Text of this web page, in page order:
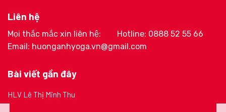
Liên hệ
Mọi thắc mắc xin liên hệ:
Hotline: 0888 52 55 66
Email: huonganhyoga.vn@gmail.com
Bài viết gần đây
HLV Lê Thị Minh Thu